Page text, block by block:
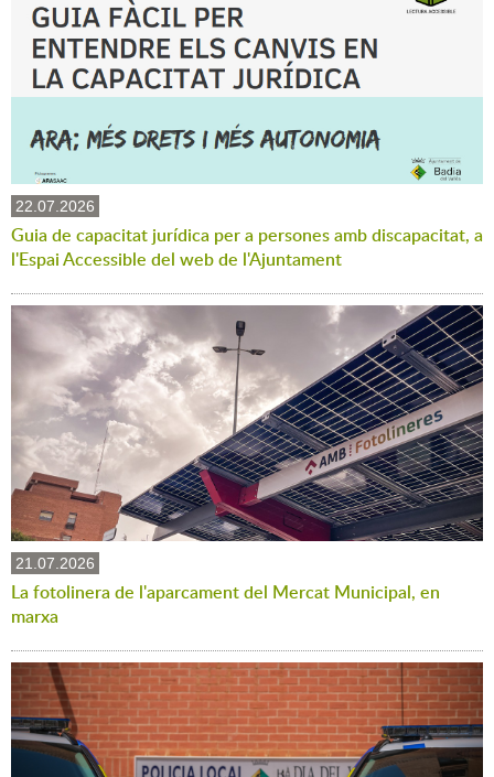
22.07.2026
Guia de capacitat jurídica per a persones amb discapacitat, a
l'Espai Accessible del web de l'Ajuntament
21.07.2026
La fotolinera de l'aparcament del Mercat Municipal, en
marxa